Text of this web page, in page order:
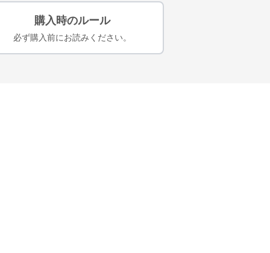
購入時のルール
必ず購入前にお読みください。